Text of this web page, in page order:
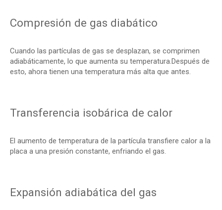
Compresión de gas diabático
Cuando las partículas de gas se desplazan, se comprimen
adiabáticamente, lo que aumenta su temperatura.Después de
esto, ahora tienen una temperatura más alta que antes.
Transferencia isobárica de calor
El aumento de temperatura de la partícula transfiere calor a la
placa a una presión constante, enfriando el gas.
Expansión adiabática del gas